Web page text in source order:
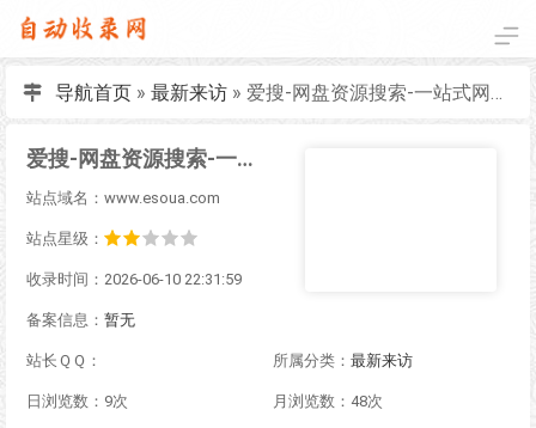
导航首页» 最新来访» 爱搜-网盘资源搜索-一站式网盘资源搜索，阿里夸克百度迅雷UC全聚合
爱搜-网盘资源搜索-一站式网盘资源搜索，阿里夸克百度迅雷UC全聚合
站点域名：www.esoua.com
站点星级：
收录时间：2026-06-10 22:31:59
备案信息： 暂无
站长ＱＱ： 所属分类： 最新来访
日浏览数：9次 月浏览数：48次